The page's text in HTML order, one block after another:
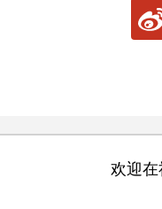
欢迎